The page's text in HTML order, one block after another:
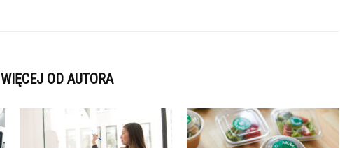
WIĘCEJ OD AUTORA